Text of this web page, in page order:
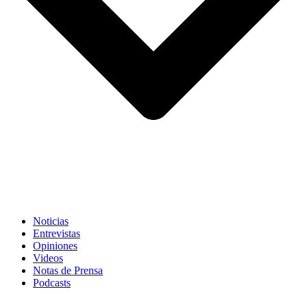
Noticias
Entrevistas
Opiniones
Videos
Notas de Prensa
Podcasts